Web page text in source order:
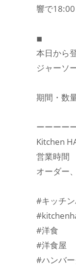
響で18:00
◾︎
本日から
ジャーソ
期間・数
ーーーー
Kitchen
営業時間
オーダー
#キッチ
#洋食
#洋食屋
#ハンバ